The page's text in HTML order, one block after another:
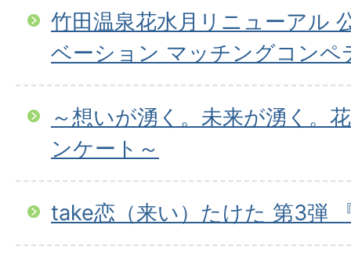
竹田温泉花水月リニューアル
ベーション マッチングコンペ
～想いが湧く。未来が湧く。
ンケート～
take恋（来い）たけた 第3弾